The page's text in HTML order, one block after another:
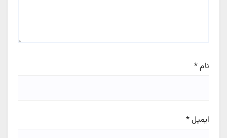
نام*
ایمیل*